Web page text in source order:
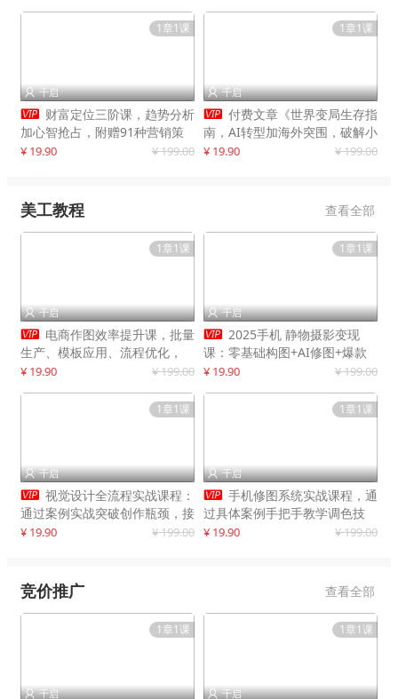
1章1课
 千启
 财富定位三阶课，趋势分析
加心智抢占，附赠91种营销策
略模型
¥ 19.90 ¥ 199.00
1章1课
 千启
 付费文章《世界变局生存指
南，AI转型加海外突围，破解小
城市生存陷阱》
¥ 19.90 ¥ 199.00
美工教程 查看全部
1章1课
 千启
 电商作图效率提升课，批量
生产、模板应用、流程优化，
20+细分品类实操案例，月赚3
¥ 19.90 ¥ 199.00
1章1课
 千启
 2025手机 静物摄影变现
课：零基础构图+AI修图+爆款
创作
¥ 19.90 ¥ 199.00
1章1课
 千启
 视觉设计全流程实战课程：
通过案例实战突破创作瓶颈，接
单月入20000+
¥ 19.90 ¥ 199.00
1章1课
 千启
 手机修图系统实战课程，通
过具体案例手把手教学调色技
巧，实现副业变现
¥ 19.90 ¥ 199.00
竞价推广 查看全部
1章1课
 千启
1章1课
 千启